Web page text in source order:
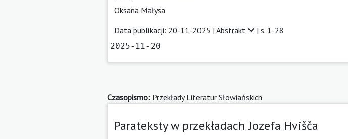
Oksana Małysa
Data publikacji: 20-11-2025 | Abstrakt | s. 1-28
2025-11-20
Czasopismo: Przekłady Literatur Słowiańskich
Parateksty w przekładach Jozefa Hvišča